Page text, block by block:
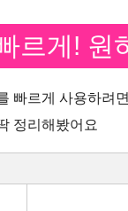
르게! 원
빠르게 사용하려
정리해봤어요